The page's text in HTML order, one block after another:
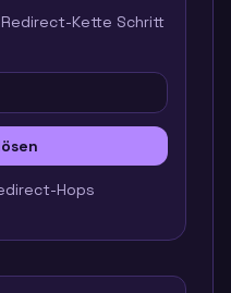
Kette Schritt
Hops